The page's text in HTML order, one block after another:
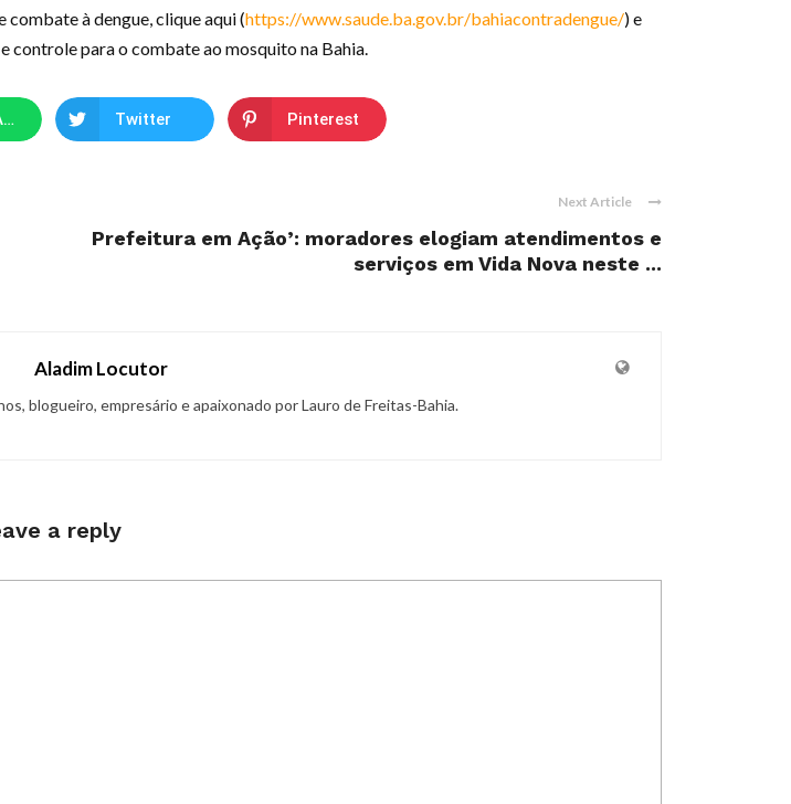
à dengue, clique aqui (https://www.saude.ba.gov.br/bahiacontradengue/) e
controle para o combate ao mosquito na Bahia.
WhatsApp Twitter Pinterest
Next Article
Prefeitura em Ação’: moradores elogiam atendimentos e
serviços em Vida Nova neste ...
Aladim Locutor
blogueiro, empresário e apaixonado por Lauro de Freitas-Bahia.
a reply